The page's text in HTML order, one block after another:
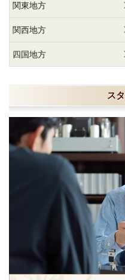
関東地方
関西地方
四国地方
ス